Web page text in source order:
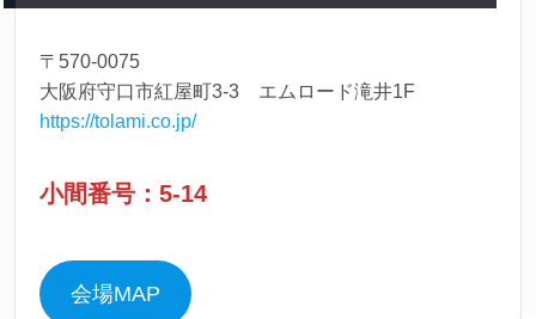
〒570‐0075
大阪府守口市紅屋町3-3 エムロード滝井1F
https://tolami.co.jp/
小間番号：5-14
会場MAP